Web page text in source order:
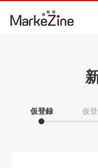
仮登録 仮